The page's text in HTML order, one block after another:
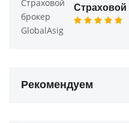
Рекомендуем